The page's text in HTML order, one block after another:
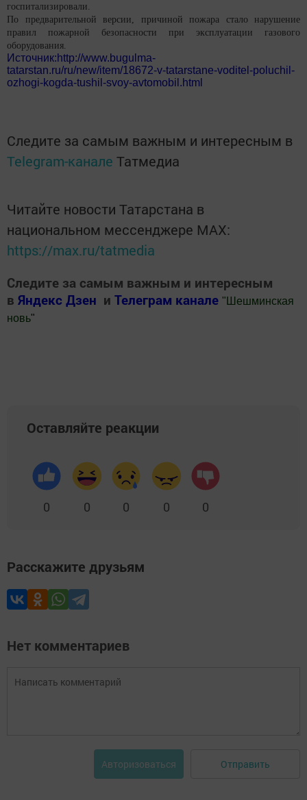
госпитализировали.
По предварительной версии, причиной пожара стало нарушение
правил пожарной безопасности при эксплуатации газового
оборудования.
Источник:http://www.bugulma-
tatarstan.ru/ru/new/item/18672-v-tatarstane-voditel-poluchil-
ozhogi-kogda-tushil-svoy-avtomobil.html
Следите за самым важным и интересным в
Telegram-канале Татмедиа
Читайте новости Татарстана в
национальном мессенджере MАХ:
https://max.ru/tatmedia
Следите за самым важным и интересным
в Яндекс Дзен и Телеграм канале " Шешминская
новь"
Оставляйте реакции
0 0 0 0 0
Расскажите друзьям
Нет комментариев
Авторизоваться Отправить